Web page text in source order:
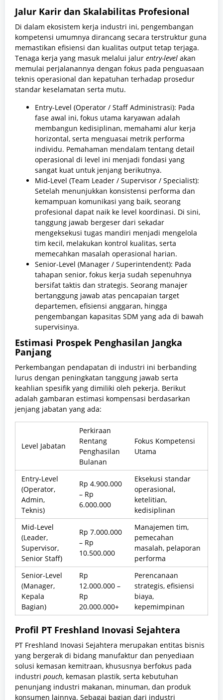
Jalur Karir dan Skalabilitas Profesional
Di dalam ekosistem kerja industri ini, pengembangan
kompetensi umumnya dirancang secara terstruktur guna
memastikan efisiensi dan kualitas output tetap terjaga.
Tenaga kerja yang masuk melalui jalur entry-level akan
memulai perjalanannya dengan fokus pada penguasaan
teknis operasional dan kepatuhan terhadap prosedur
standar keselamatan serta mutu.
Entry-Level (Operator / Staff Administrasi): Pada
fase awal ini, fokus utama karyawan adalah
membangun kedisiplinan, memahami alur kerja
horizontal, serta menguasai metrik performa
individu. Pemahaman mendalam tentang detail
operasional di level ini menjadi fondasi yang
sangat kuat untuk jenjang berikutnya.
Mid-Level (Team Leader / Supervisor / Specialist):
Setelah menunjukkan konsistensi performa dan
kemampuan komunikasi yang baik, seorang
profesional dapat naik ke level koordinasi. Di sini,
tanggung jawab bergeser dari sekadar
mengeksekusi tugas mandiri menjadi mengelola
tim kecil, melakukan kontrol kualitas, serta
memecahkan masalah operasional harian.
Senior-Level (Manager / Superintendent): Pada
tahapan senior, fokus kerja sudah sepenuhnya
bersifat taktis dan strategis. Seorang manajer
bertanggung jawab atas pencapaian target
departemen, efisiensi anggaran, hingga
pengembangan kapasitas SDM yang ada di bawah
supervisinya.
Estimasi Prospek Penghasilan Jangka
Panjang
Perkembangan pendapatan di industri ini berbanding
lurus dengan peningkatan tanggung jawab serta
keahlian spesifik yang dimiliki oleh pekerja. Berikut
adalah gambaran estimasi kompensasi berdasarkan
jenjang jabatan yang ada:
Level Jabatan
Perkiraan
Rentang
Penghasilan
Bulanan
Fokus Kompetensi
Utama
Entry-Level
(Operator,
Admin,
Teknis)
Rp 4.900.000
– Rp
6.000.000
Eksekusi standar
operasional,
ketelitian,
kedisiplinan
Mid-Level
(Leader,
Supervisor,
Senior Staff)
Rp 7.000.000
– Rp
10.500.000
Manajemen tim,
pemecahan
masalah, pelaporan
performa
Senior-Level
(Manager,
Kepala
Bagian)
Rp
12.000.000 –
Rp
20.000.000+
Perencanaan
strategis, efisiensi
biaya,
kepemimpinan
Profil PT Freshland Inovasi Sejahtera
PT Freshland Inovasi Sejahtera merupakan entitas bisnis
yang bergerak di bidang manufaktur dan penyediaan
solusi kemasan kemitraan, khususnya berfokus pada
industri pouch, kemasan plastik, serta kebutuhan
penunjang industri makanan, minuman, dan produk
konsumen lainnya. Sebagai bagian dari industri